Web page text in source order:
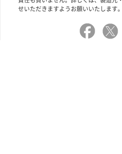
せいただきますようお願いいたします。